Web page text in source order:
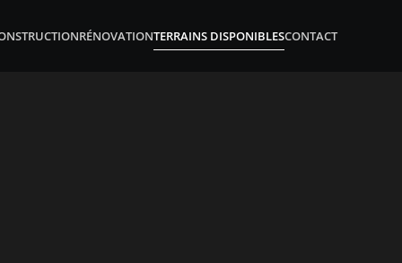
RÉNOVATIONTERRAINS DISPONIBLESCONTACT